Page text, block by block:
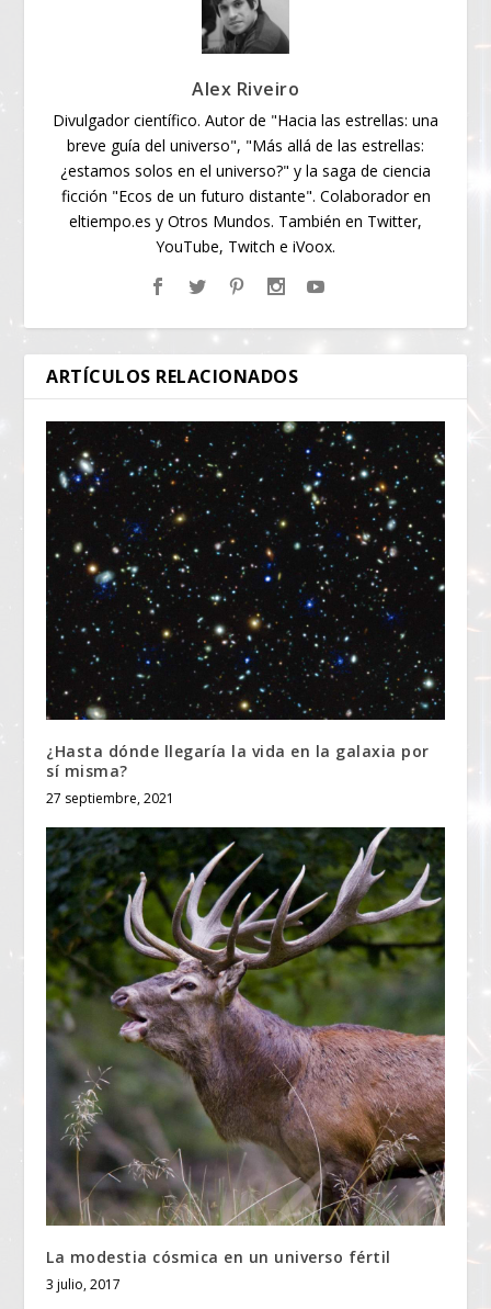
Alex Riveiro
Divulgador científico. Autor de "Hacia las estrellas: una
breve guía del universo", "Más allá de las estrellas:
¿estamos solos en el universo?" y la saga de ciencia
ficción "Ecos de un futuro distante". Colaborador en
eltiempo.es y Otros Mundos. También en Twitter,
YouTube, Twitch e iVoox.
ARTÍCULOS RELACIONADOS
¿Hasta dónde llegaría la vida en la galaxia por
sí misma?
27 septiembre, 2021
La modestia cósmica en un universo fértil
3 julio, 2017